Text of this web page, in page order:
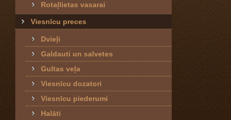
Rotaļlietas vasarai
Viesnīcu preces
Dvieļi
Galdauti un salvetes
Gultas veļa
Viesnīcu dozatori
Viesnīcu piederumi
Halāti